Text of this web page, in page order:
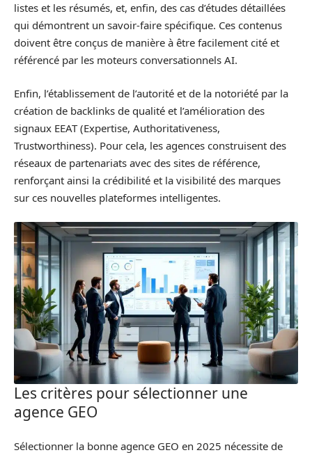
listes et les résumés, et, enfin, des cas d’études détaillées
qui démontrent un savoir-faire spécifique. Ces contenus
doivent être conçus de manière à être facilement cité et
référencé par les moteurs conversationnels AI.
Enfin, l’établissement de l’autorité et de la notoriété par la
création de backlinks de qualité et l’amélioration des
signaux EEAT (Expertise, Authoritativeness,
Trustworthiness). Pour cela, les agences construisent des
réseaux de partenariats avec des sites de référence,
renforçant ainsi la crédibilité et la visibilité des marques
sur ces nouvelles plateformes intelligentes.
Les critères pour sélectionner une
agence GEO
Sélectionner la bonne agence GEO en 2025 nécessite de